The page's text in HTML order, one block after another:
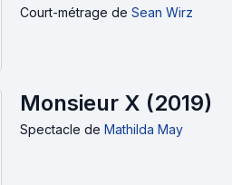
Court-métrage de Sean Wirz
Monsieur X (2019)
Spectacle de Mathilda May